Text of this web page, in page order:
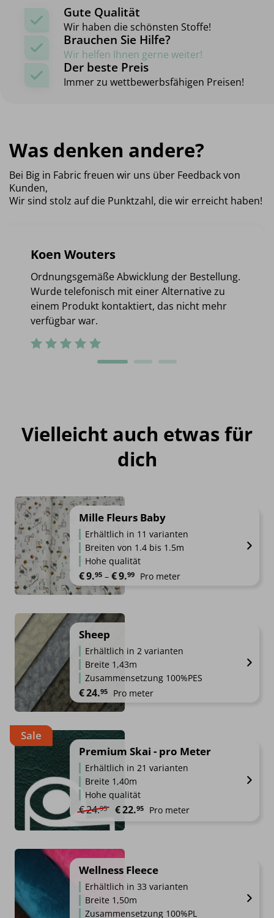
Gute Qualität
Wir haben die schönsten Stoffe!
Brauchen Sie Hilfe?
Wir helfen Ihnen gerne weiter!
Der beste Preis
Immer zu wettbewerbsfähigen Preisen!
Was denken andere?
Bei Big in Fabric freuen wir uns über Feedback von
Kunden,
Wir sind stolz auf die Punktzahl, die wir erreicht haben!
Koen Wouters
Ordnungsgemäße Abwicklung der Bestellung.
Wurde telefonisch mit einer Alternative zu
einem Produkt kontaktiert, das nicht mehr
verfügbar war.
Vielleicht auch etwas für
dich
Mille Fleurs Baby
Erhältlich in 11 varianten
Breiten von 1.4 bis 1.5m
Hohe qualität
€9.95 – €9.99 Preisspanne: €9.95 bis €9.99
Pro meter
Sheep
Erhältlich in 2 varianten
Breite 1,43m
Zusammensetzung 100%PES
€24.95 Pro meter
Sale
Premium Skai - pro Meter
Erhältlich in 21 varianten
Breite 1,40m
Hohe qualität
€24.95 Ursprünglicher Preis war: €24.95
€22.95 Aktueller Preis ist: €22.95.
Pro meter
Wellness Fleece
Erhältlich in 33 varianten
Breite 1,50m
Zusammensetzung 100%PL